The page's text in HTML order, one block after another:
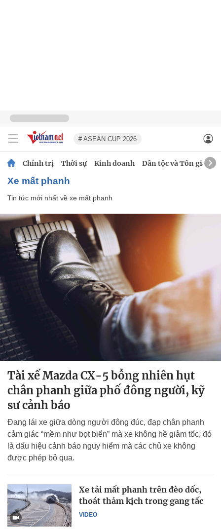
# ASEAN CUP 2026
Chính trị Thời sự Kinh doanh Dân tộc và Tôn giáo
xe mất phanh
Tin tức mới nhất về xe mất phanh
Tài xế Mazda CX-5 bỗng nhiên hụt
chân phanh giữa phố đông người, kỹ
sư cảnh báo
Đang lái xe giữa dòng người đông đúc, đạp chân phanh
cảm giác “mềm như bọt biển” mà xe không hề giảm tốc, đó
là dấu hiệu cảnh báo nguy hiểm mà các chủ xe không
được phép bỏ qua.
VIDEO
Xe tải mất phanh trên đèo dốc,
thoát thảm kịch trong gang tấc